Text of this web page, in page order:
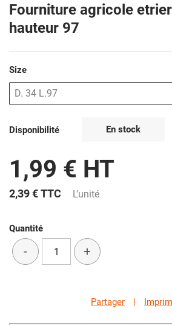
Fourniture agricole
hauteur 97
Size
Disponibilité En stock
1,99 € HT
2,39 €TTC L'unité
Quantité
- +
Partager |